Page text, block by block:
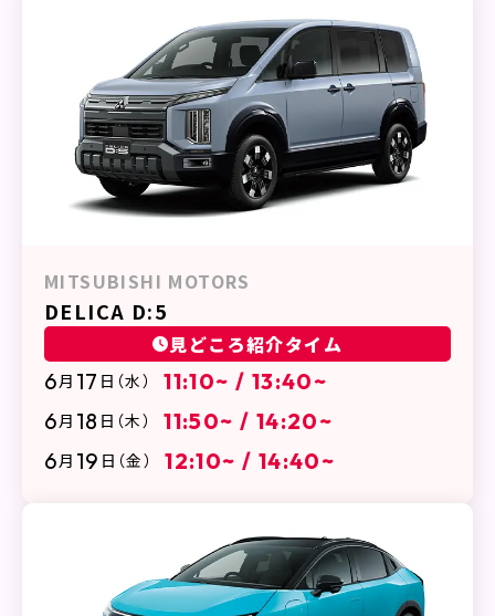
MITSUBISHI MOTORS
DELICA D:5
見どころ紹介タイム
6月 17 日（水）
11:10~ / 13:40~
6月 18 日（木）
11:50~ / 14:20~
6月 19 日（金） 12:10~ / 14:40~